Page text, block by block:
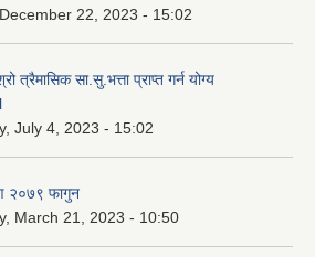
22, 2023 - 15:02
सा.सु.भ‍त्ता प्राप्त गर्न योग्य
July 4, 2023 - 15:02
२०७९ फागुन
March 21, 2023 - 10:50